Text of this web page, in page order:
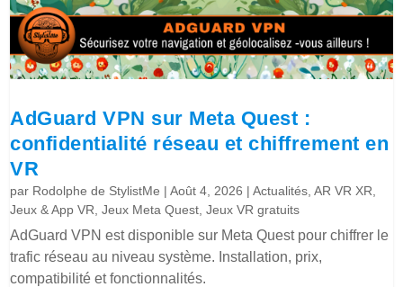
AdGuard VPN sur Meta Quest :
confidentialité réseau et chiffrement en
VR
par Rodolphe de StylistMe |Août 4, 2026 |Actualités ,AR VR XR
Jeux & App VR ,Jeux Meta Quest ,Jeux VR gratuits
AdGuard VPN est disponible sur Meta Quest pour chiffrer le
trafic réseau au niveau système. Installation, prix,
compatibilité et fonctionnalités.